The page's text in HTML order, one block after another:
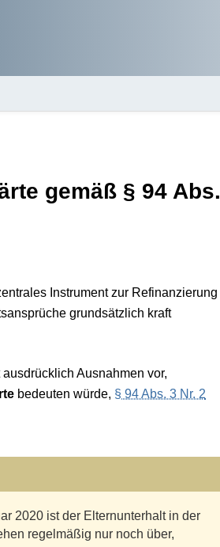
gemäß § 94 Abs.
Instrument zur Refinanzierung
grundsätzlich kraft
Ausnahmen vor,
bedeuten würde, § 94 Abs. 3 Nr. 2
2020 ist der Elternunterhalt in der
regelmäßig nur noch über,